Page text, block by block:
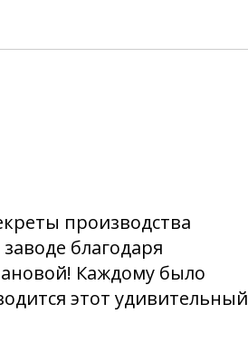
производства
благодаря
Каждому было
этот удивительный